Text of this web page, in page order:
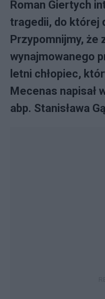
Roman Giertych
tragedii, do której
Przypomnijmy, że
wynajmowanego
letni chłopiec,
Mecenas napisał
abp. Stanisława